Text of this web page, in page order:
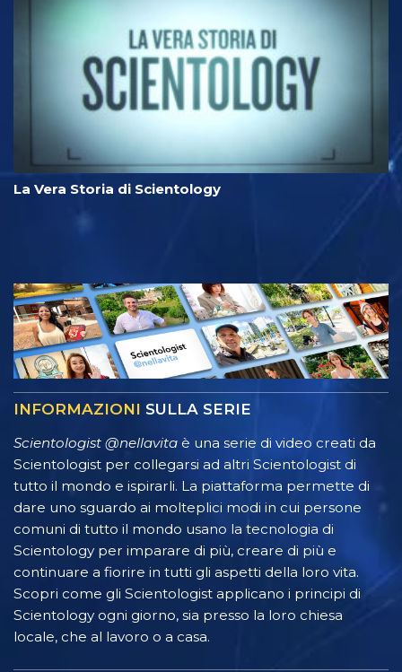
La Vera Storia di Scientology
INFORMAZIONI SULLA SERIE
Scientologist @nellavita è una serie di video creati da
Scientologist per collegarsi ad altri Scientologist di
tutto il mondo e ispirarli. La piattaforma permette di
dare uno sguardo ai molteplici modi in cui persone
comuni di tutto il mondo usano la tecnologia di
Scientology per imparare di più, creare di più e
continuare a fiorire in tutti gli aspetti della loro vita.
Scopri come gli Scientologist applicano i principi di
Scientology ogni giorno, sia presso la loro chiesa
locale, che al lavoro o a casa.